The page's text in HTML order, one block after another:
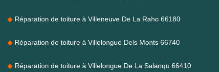
Réparation de toiture à Villeneuve De La Raho 66180
Réparation de toiture à Villelongue Dels Monts 66740
Réparation de toiture à Villelongue De La Salanqu 66410